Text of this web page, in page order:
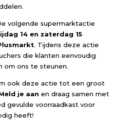
volgende supermarktactie
14 en zaterdag 15
. Tijdens deze actie
die klanten eenvoudig
om ons te steunen.
ook deze actie tot een groot
je aan en draag samen met
gevulde voorraadkast voor
heeft!